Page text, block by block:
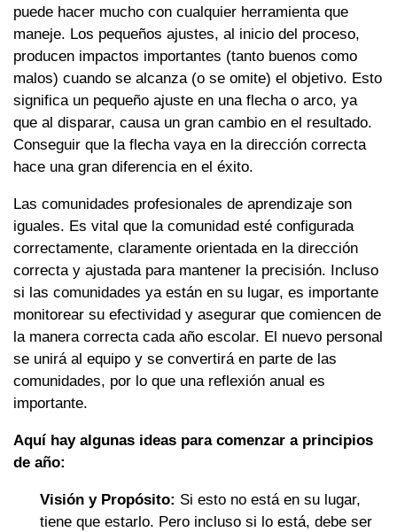
puede hacer mucho con cualquier herramienta que
maneje. Los pequeños ajustes, al inicio del proceso,
producen impactos importantes (tanto buenos como
malos) cuando se alcanza (o se omite) el objetivo. Esto
significa un pequeño ajuste en una flecha o arco, ya
que al disparar, causa un gran cambio en el resultado.
Conseguir que la flecha vaya en la dirección correcta
hace una gran diferencia en el éxito.
Las comunidades profesionales de aprendizaje son
iguales. Es vital que la comunidad esté configurada
correctamente, claramente orientada en la dirección
correcta y ajustada para mantener la precisión. Incluso
si las comunidades ya están en su lugar, es importante
monitorear su efectividad y asegurar que comiencen de
la manera correcta cada año escolar. El nuevo personal
se unirá al equipo y se convertirá en parte de las
comunidades, por lo que una reflexión anual es
importante.
Aquí hay algunas ideas para comenzar a principios
de año:
Visión y Propósito: Si esto no está en su lugar,
tiene que estarlo. Pero incluso si lo está, debe ser